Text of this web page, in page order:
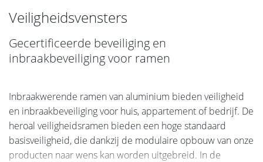
Veiligheidsvensters
Gecertificeerde beveiliging en
inbraakbeveiliging voor ramen
Inbraakwerende ramen van aluminium bieden veiligheid
en inbraakbeveiliging voor huis, appartement of bedrijf. De
heroal veiligheidsramen bieden een hoge standaard
basisveiligheid, die dankzij de modulaire opbouw van onze
producten naar wens kan worden uitgebreid. In de